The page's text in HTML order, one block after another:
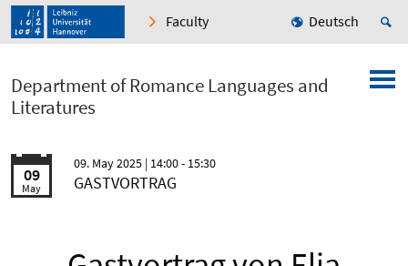
Faculty Deutsch
Department of Romance Languages and
Literatures
09
May
09. May 2025 | 14:00 - 15:30
GASTVORTRAG